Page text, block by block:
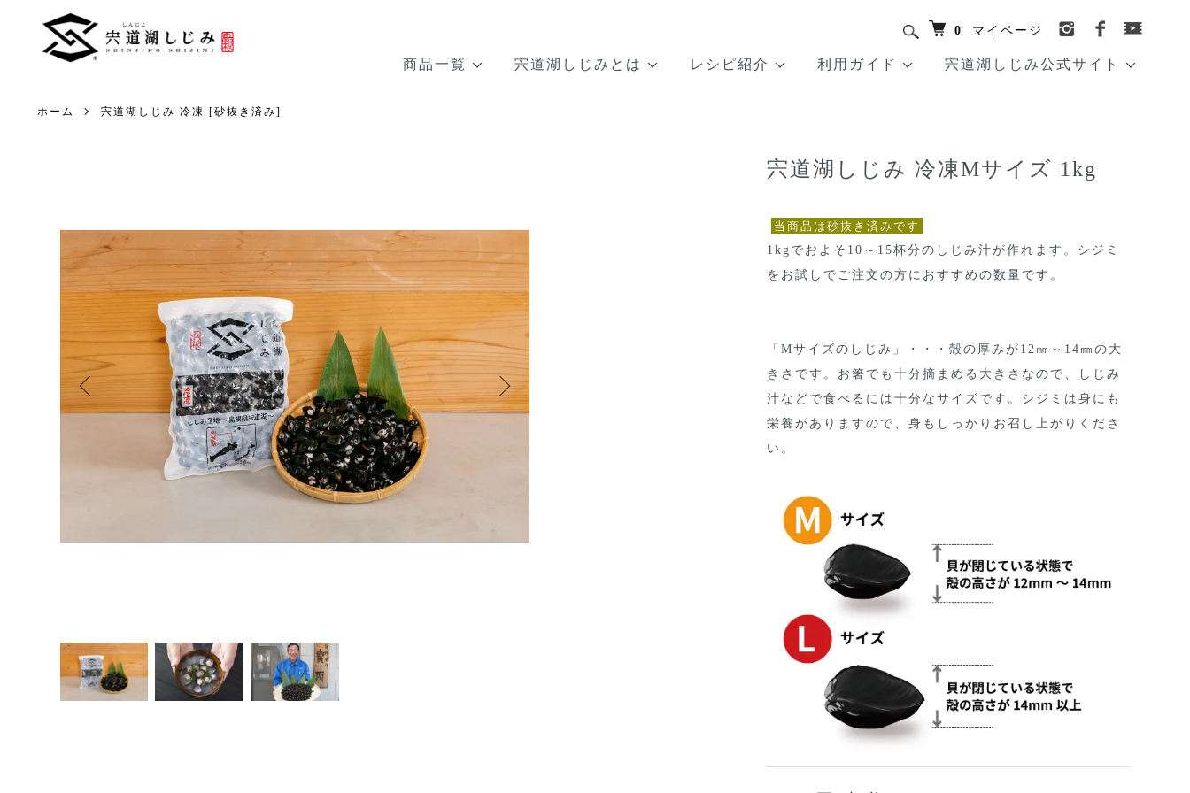
0 マイページ
商品一覧 宍道湖しじみとは レシピ紹介 利用ガイド 宍道湖しじみ公式サイト
ホーム 宍道湖しじみ 冷凍 [砂抜き済み]
宍道湖しじみ 冷凍Mサイズ 1kg
当商品は砂抜き済みです
1kgでおよそ10～15杯分のしじみ汁が作れます。シジミ
をお試しでご注文の方におすすめの数量です。
「Mサイズのしじみ」・・・殻の厚みが12㎜～14㎜の大
きさです。お箸でも十分摘まめる大きさなので、しじみ
汁などで食べるには十分なサイズです。シジミは身にも
栄養がありますので、身もしっかりお召し上がりくださ
い。